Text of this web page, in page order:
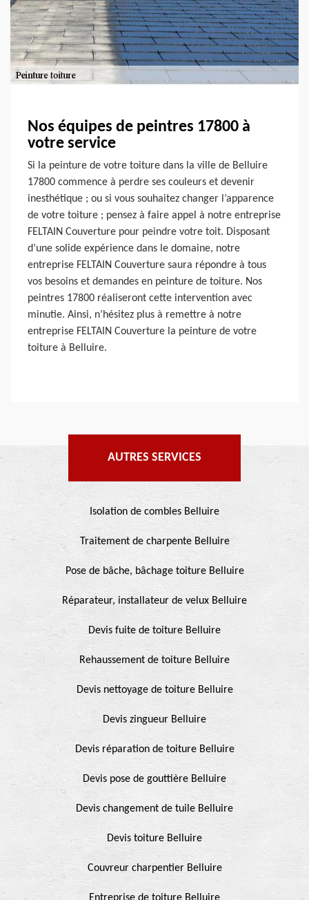
Nos équipes de peintres 17800 à
votre service
Si la peinture de votre toiture dans la ville de Belluire
17800 commence à perdre ses couleurs et devenir
inesthétique ; ou si vous souhaitez changer l’apparence
de votre toiture ; pensez à faire appel à notre entreprise
FELTAIN Couverture pour peindre votre toit. Disposant
d’une solide expérience dans le domaine, notre
entreprise FELTAIN Couverture saura répondre à tous
vos besoins et demandes en peinture de toiture. Nos
peintres 17800 réaliseront cette intervention avec
minutie. Ainsi, n’hésitez plus à remettre à notre
entreprise FELTAIN Couverture la peinture de votre
toiture à Belluire.
AUTRES SERVICES
Isolation de combles Belluire
Traitement de charpente Belluire
Pose de bâche, bâchage toiture Belluire
Réparateur, installateur de velux Belluire
Devis fuite de toiture Belluire
Rehaussement de toiture Belluire
Devis nettoyage de toiture Belluire
Devis zingueur Belluire
Devis réparation de toiture Belluire
Devis pose de gouttière Belluire
Devis changement de tuile Belluire
Devis toiture Belluire
Couvreur charpentier Belluire